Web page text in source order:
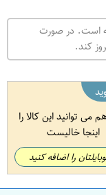
است. در صورت
کند.
می توانید این کالا را
اینجا خالیست
را اضافه کنید